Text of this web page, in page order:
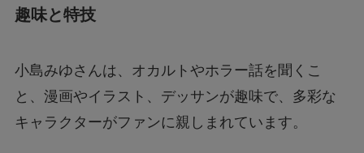
趣味と特技
小島みゆさんは、オカルトやホラー話を聞くこ
と、漫画やイラスト、デッサンが趣味で、多彩な
キャラクターがファンに親しまれています。